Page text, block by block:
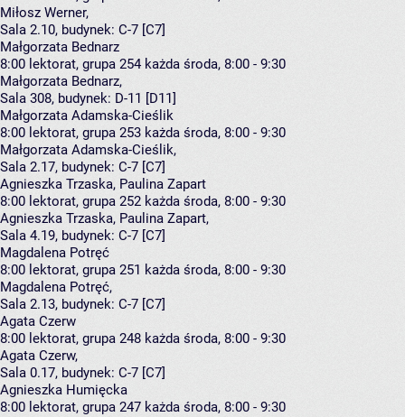
Miłosz Werner,
Sala 2.10, budynek: C-7 [C7]
Małgorzata Bednarz
8:00 lektorat, grupa 254 każda środa, 8:00 - 9:30
Małgorzata Bednarz,
Sala 308, budynek: D-11 [D11]
Małgorzata Adamska-Cieślik
8:00 lektorat, grupa 253 każda środa, 8:00 - 9:30
Małgorzata Adamska-Cieślik,
Sala 2.17, budynek: C-7 [C7]
Agnieszka Trzaska, Paulina Zapart
8:00 lektorat, grupa 252 każda środa, 8:00 - 9:30
Agnieszka Trzaska, Paulina Zapart,
Sala 4.19, budynek: C-7 [C7]
Magdalena Potręć
8:00 lektorat, grupa 251 każda środa, 8:00 - 9:30
Magdalena Potręć,
Sala 2.13, budynek: C-7 [C7]
Agata Czerw
8:00 lektorat, grupa 248 każda środa, 8:00 - 9:30
Agata Czerw,
Sala 0.17, budynek: C-7 [C7]
Agnieszka Humięcka
8:00 lektorat, grupa 247 każda środa, 8:00 - 9:30